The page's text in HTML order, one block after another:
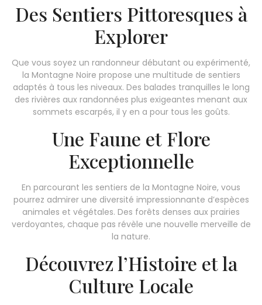
Des Sentiers Pittoresques à
Explorer
Que vous soyez un randonneur débutant ou expérimenté,
la Montagne Noire propose une multitude de sentiers
adaptés à tous les niveaux. Des balades tranquilles le long
des rivières aux randonnées plus exigeantes menant aux
sommets escarpés, il y en a pour tous les goûts.
Une Faune et Flore
Exceptionnelle
En parcourant les sentiers de la Montagne Noire, vous
pourrez admirer une diversité impressionnante d’espèces
animales et végétales. Des forêts denses aux prairies
verdoyantes, chaque pas révèle une nouvelle merveille de
la nature.
Découvrez l’Histoire et la
Culture Locale